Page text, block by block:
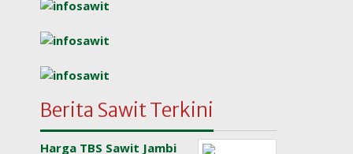
Berita Sawit Terkini
Harga TBS Sawit Jambi